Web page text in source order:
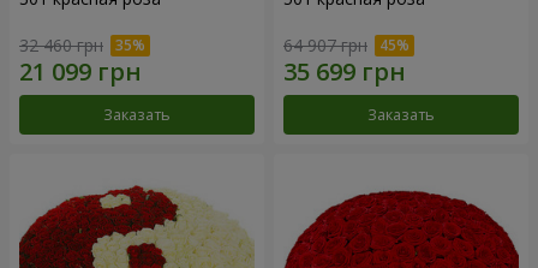
32 460 грн
Заказать
64 907 грн
Заказать